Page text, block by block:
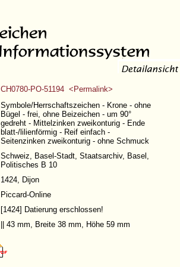
CH0780-PO-51194 <Permalink>
Symbole/Herrschaftszeichen - Krone - ohne
Bügel - frei, ohne Beizeichen - um 90°
gedreht - Mittelzinken zweikonturig - Ende
blatt-/lilienförmig - Reif einfach -
Seitenzinken zweikonturig - ohne Schmuck
Schweiz, Basel-Stadt, Staatsarchiv, Basel,
Politisches B 10
1424, Dijon
Piccard-Online
[1424] Datierung erschlossen!
|| 43 mm, Breite 38 mm, Höhe 59 mm